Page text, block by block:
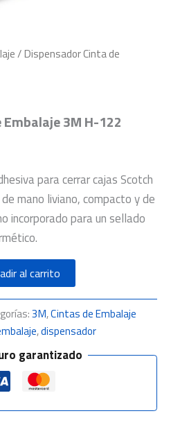
/ Dispensador Cinta de
3M H-122
para cerrar cajas Scotch
mano liviano, compacto y de
incorporado para un sellado
al carrito
3M,Cintas de Embalaje
,dispensador
garantizado